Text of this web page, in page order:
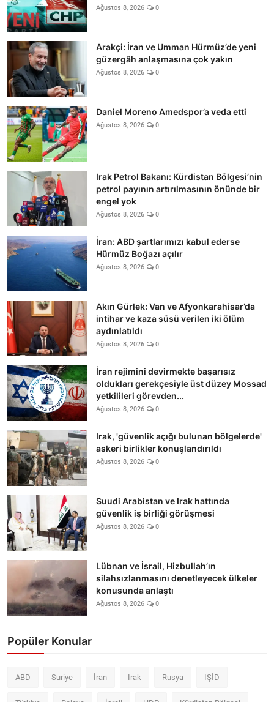
Ağustos 8, 2026 0
Arakçi: İran ve Umman Hürmüz’de yeni
güzergâh anlaşmasına çok yakın
Ağustos 8, 2026 0
Daniel Moreno Amedspor’a veda etti
Ağustos 8, 2026 0
Irak Petrol Bakanı: Kürdistan Bölgesi’nin
petrol payının artırılmasının önünde bir
engel yok
Ağustos 8, 2026 0
İran: ABD şartlarımızı kabul ederse
Hürmüz Boğazı açılır
Ağustos 8, 2026 0
Akın Gürlek: Van ve Afyonkarahisar’da
intihar ve kaza süsü verilen iki ölüm
aydınlatıldı
Ağustos 8, 2026 0
İran rejimini devirmekte başarısız
oldukları gerekçesiyle üst düzey Mossad
yetkilileri görevden...
Ağustos 8, 2026 0
Irak, 'güvenlik açığı bulunan bölgelerde'
askeri birlikler konuşlandırıldı
Ağustos 8, 2026 0
Suudi Arabistan ve Irak hattında
güvenlik iş birliği görüşmesi
Ağustos 8, 2026 0
Lübnan ve İsrail, Hizbullah’ın
silahsızlanmasını denetleyecek ülkeler
konusunda anlaştı
Ağustos 8, 2026 0
Popüler Konular
ABD Suriye İran Irak Rusya IŞİD